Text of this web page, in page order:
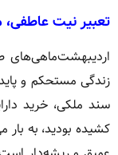
تعبیر نیت عاطفی،
اردیبهشت‌ماهی‌های
زندگی مستحکم و
سند ملکی، خرید
کشیده بودید، به بار